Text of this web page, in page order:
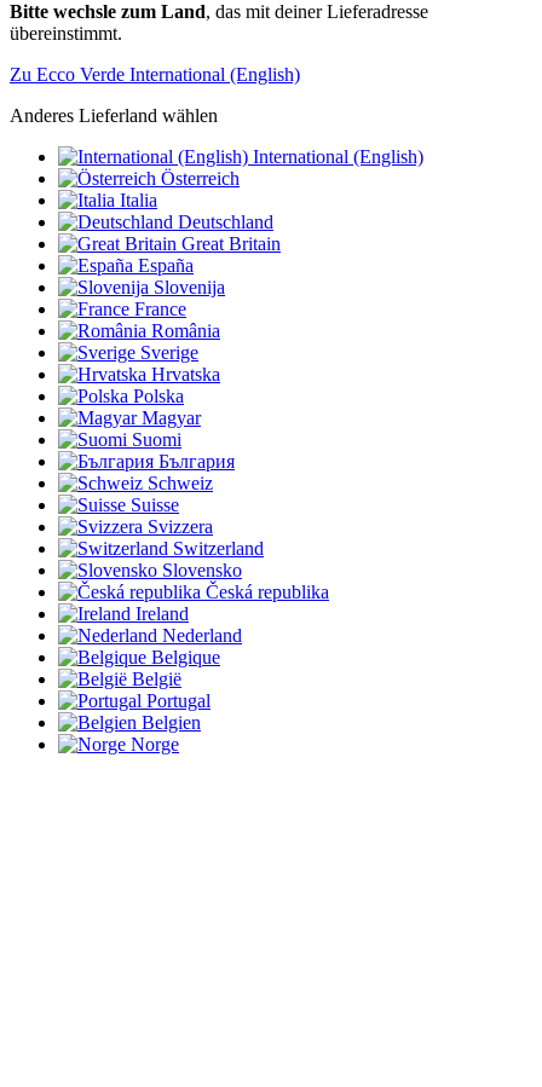
Bitte wechsle zum Land, das mit deiner Lieferadresse
übereinstimmt.
Zu Ecco Verde International (English)
Anderes Lieferland wählen
International (English)
Österreich
Italia
Deutschland
Great Britain
España
Slovenija
France
România
Sverige
Hrvatska
Polska
Magyar
Suomi
България
Schweiz
Suisse
Svizzera
Switzerland
Slovensko
Česká republika
Ireland
Nederland
Belgique
België
Portugal
Belgien
Norge